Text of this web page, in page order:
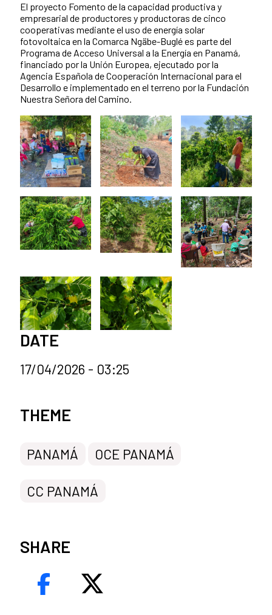
El proyecto Fomento de la capacidad productiva y
empresarial de productores y productoras de cinco
cooperativas mediante el uso de energía solar
fotovoltaica en la Comarca Ngäbe-Buglé es parte del
Programa de Acceso Universal a la Energía en Panamá,
financiado por la Unión Europea, ejecutado por la
Agencia Española de Cooperación Internacional para el
Desarrollo e implementado en el terreno por la Fundación
Nuestra Señora del Camino.
DATE
17/04/2026 - 03:25
News categories
THEME
PANAMÁ OCE PANAMÁ
CC PANAMÁ
SHARE